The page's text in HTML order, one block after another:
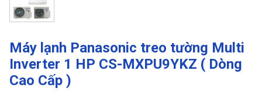
Máy lạnh Panasonic treo tường Multi
Inverter 1 HP CS-MXPU9YKZ ( Dòng
Cao Cấp )